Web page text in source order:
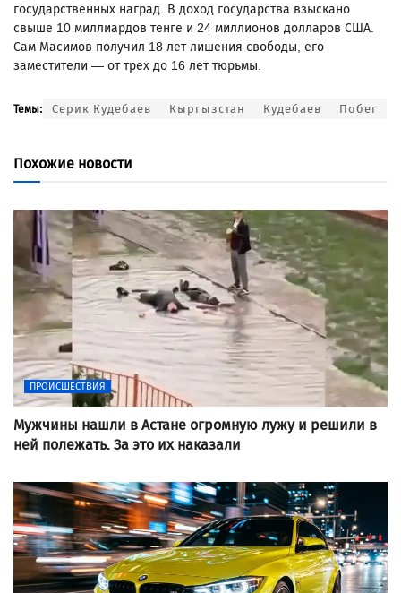
государственных наград. В доход государства взыскано
свыше 10 миллиардов тенге и 24 миллионов долларов США.
Сам Масимов получил 18 лет лишения свободы, его
заместители — от трех до 16 лет тюрьмы.
Темы: Серик Кудебаев Кыргызстан Кудебаев Побег
Похожие новости
ПРОИСШЕСТВИЯ
Мужчины нашли в Астане огромную лужу и решили в
ней полежать. За это их наказали